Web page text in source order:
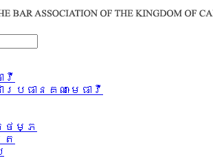
វី
រធានគណៈមេធាវី
ថម្ភ
រ